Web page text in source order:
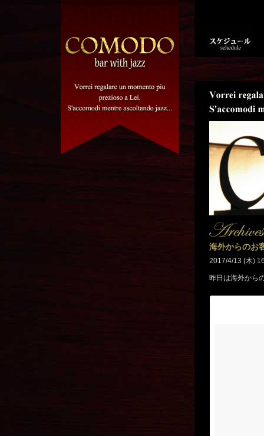
海外からのお
2017/4/13 (木)
昨日は海外から